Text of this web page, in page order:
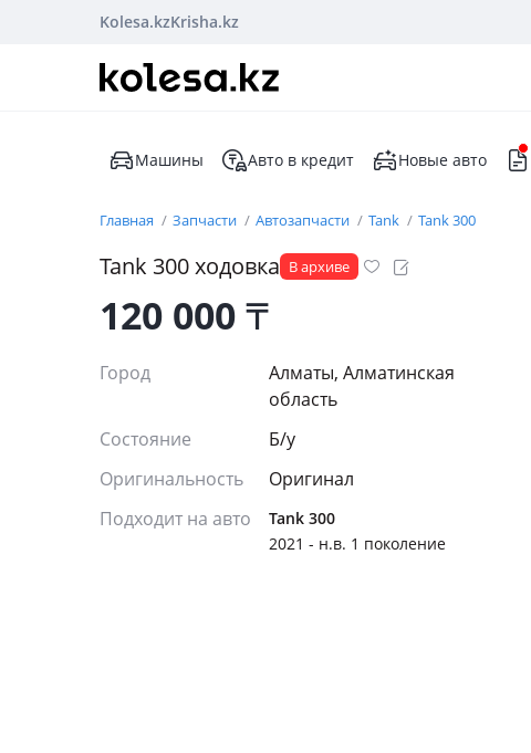
Kolesa.kzKrisha.kz
Машины Авто в кредит Новые авто
Главная Запчасти Автозапчасти Tank Tank 300
Tank 300 ходовка В архиве
120 000₸
Город
Алматы, Алматинская
область
Состояние
Б/y
Оригинальность
Оригинал
Подходит на авто
Tank 300
2021 - н.в. 1 поколение